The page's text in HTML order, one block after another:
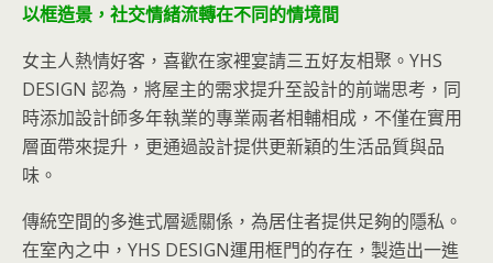
以框造景，社交情緒流轉在不同的情境間
女主人熱情好客，喜歡在家裡宴請三五好友相聚。YHS
DESIGN 認為，將屋主的需求提升至設計的前端思考，同
時添加設計師多年執業的專業兩者相輔相成，不僅在實用
層面帶來提升，更通過設計提供更新穎的生活品質與品
味。
傳統空間的多進式層遞關係，為居住者提供足夠的隱私。
在室內之中，YHS DESIGN運用框門的存在，製造出一進